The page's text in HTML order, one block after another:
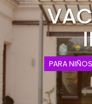
PARA NIÑOS